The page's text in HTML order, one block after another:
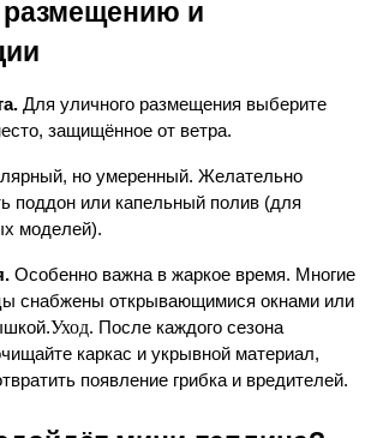
и
Для уличного размещения выберите
защищённое от ветра.
но умеренный. Желательно
поддон или капельный полив (для
моделей).
Особенно важна в жаркое время. Многие
снабжены открывающимися окнами или
Уход. После каждого сезона
каркас и укрывной материал,
появление грибка и вредителей.